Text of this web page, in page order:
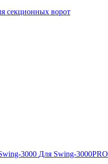
секционных ворот
3000 Для Swing-3000PRO